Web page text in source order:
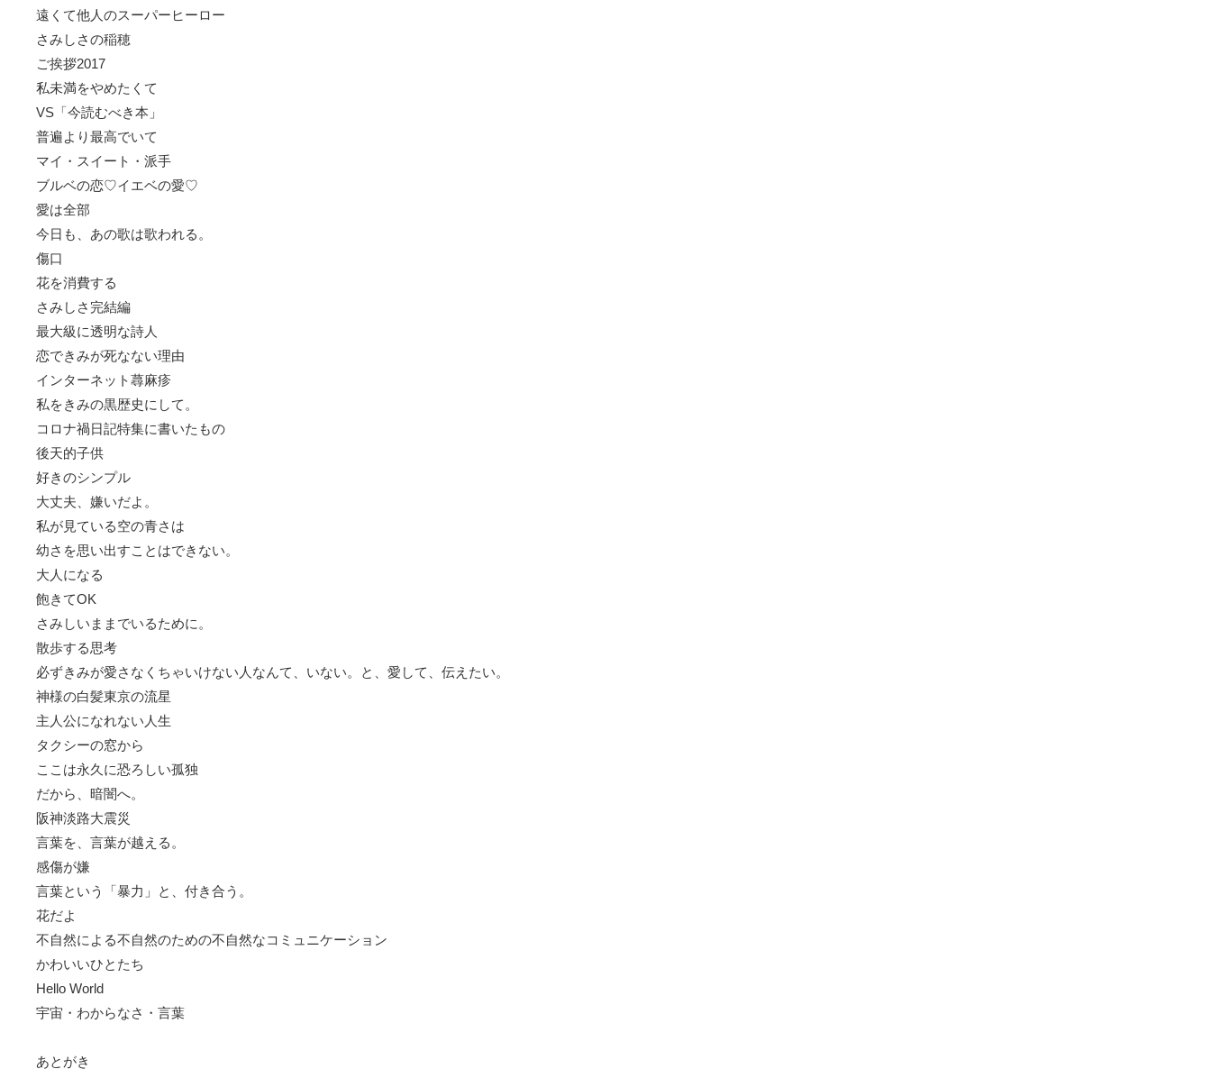
遠くて他人のスーパーヒーロー
さみしさの稲穂
ご挨拶2017
私未満をやめたくて
VS「今読むべき本」
普遍より最高でいて
マイ・スイート・派手
ブルベの恋♡イエベの愛♡
愛は全部
今日も、あの歌は歌われる。
傷口
花を消費する
さみしさ完結編
最大級に透明な詩人
恋できみが死なない理由
インターネット蕁麻疹
私をきみの黒歴史にして。
コロナ禍日記特集に書いたもの
後天的子供
好きのシンプル
大丈夫、嫌いだよ。
私が見ている空の青さは
幼さを思い出すことはできない。
大人になる
飽きてOK
さみしいままでいるために。
散歩する思考
必ずきみが愛さなくちゃいけない人なんて、いない。と、愛して、伝えたい。
神様の白髪東京の流星
主人公になれない人生
タクシーの窓から
ここは永久に恐ろしい孤独
だから、暗闇へ。
阪神淡路大震災
言葉を、言葉が越える。
感傷が嫌
言葉という「暴力」と、付き合う。
花だよ
不自然による不自然のための不自然なコミュニケーション
かわいいひとたち
Hello World
宇宙・わからなさ・言葉
あとがき